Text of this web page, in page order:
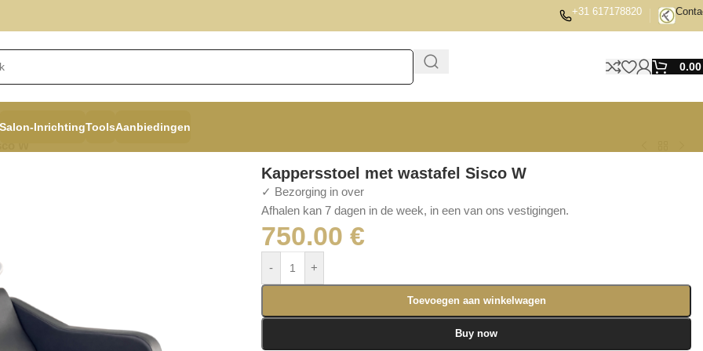
+31 617178820
Salon-InrichtingToolsAanbiedingen
Kappersstoel met wastafel Sisco W
✓ Bezorging in over
Afhalen kan 7 dagen in de week, in een van ons vestigingen.
750.00€
- +
Toevoegen aan winkelwagen
Buy now